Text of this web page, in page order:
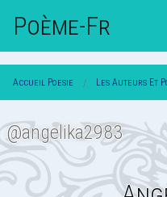
Poème-Fr
Accueil Poesie Les Auteurs Et
@angelika2983